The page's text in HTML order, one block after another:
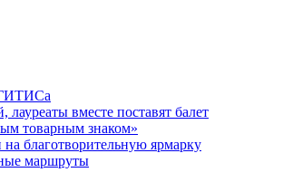
ГИТИСа
вместе поставят балет
товарным знаком»
благотворительную ярмарку
маршруты